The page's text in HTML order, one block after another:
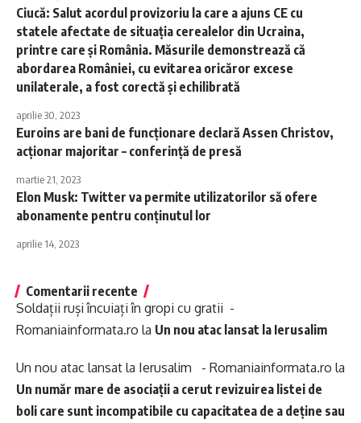
Ciucă: Salut acordul provizoriu la care a ajuns CE cu
statele afectate de situaţia cerealelor din Ucraina,
printre care şi România. Măsurile demonstrează că
abordarea României, cu evitarea oricăror excese
unilaterale, a fost corectă şi echilibrată
aprilie 30, 2023
Euroins are bani de funcționare declară Assen Christov,
acționar majoritar – conferință de presă
martie 21, 2023
Elon Musk: Twitter va permite utilizatorilor să ofere
abonamente pentru conţinutul lor
aprilie 14, 2023
Comentarii recente
Soldații ruși încuiați în gropi cu gratii -
Romaniainformata.ro la Un nou atac lansat la Ierusalim
Un nou atac lansat la Ierusalim - Romaniainformata.ro la
Un număr mare de asociații a cerut revizuirea listei de
boli care sunt incompatibile cu capacitatea de a deține sau